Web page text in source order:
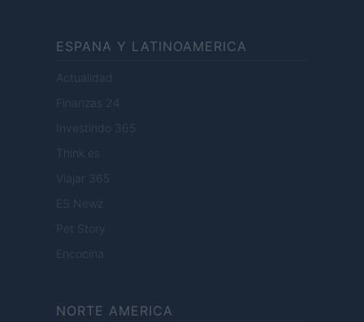
ESPANA Y LATINOAMERICA
Actualidad
Finanzas 24
Investindo 365
Think.es
Viajar 365
ES Newz
Pet Story
Encocina
NORTE AMERICA